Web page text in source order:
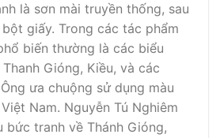
là sơn mài truyền thống, sau
giấy. Trong các tác phẩm
biến thường là các biểu
Gióng, Kiều, và các
ưa chuộng sử dụng màu
Nam. Nguyễn Tú Nghiêm
bức tranh về Thánh Gióng,